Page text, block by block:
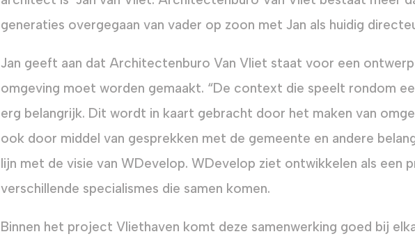
generaties overgegaan van vader op zoon met Jan als huidig
Jan geeft aan dat Architectenburo Van Vliet staat voor een
omgeving moet worden gemaakt. “De context die speelt rondom
erg belangrijk. Dit wordt in kaart gebracht door het maken van
ook door middel van gesprekken met de gemeente en andere
lijn met de visie van WDevelop. WDevelop ziet ontwikkelen als een
verschillende specialismes die samen komen.
Binnen het project Vliethaven komt deze samenwerking goed bij